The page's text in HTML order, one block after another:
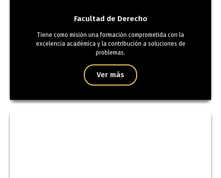
Facultad de Derecho
Tiene como misión una formación comprometida con la
excelencia académica y la contribución a soluciones de
problemas.
Ver más